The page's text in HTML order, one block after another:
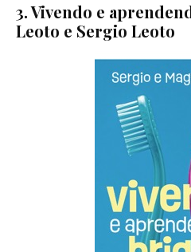
3. Vivendo e
Leoto e Sergio Leoto